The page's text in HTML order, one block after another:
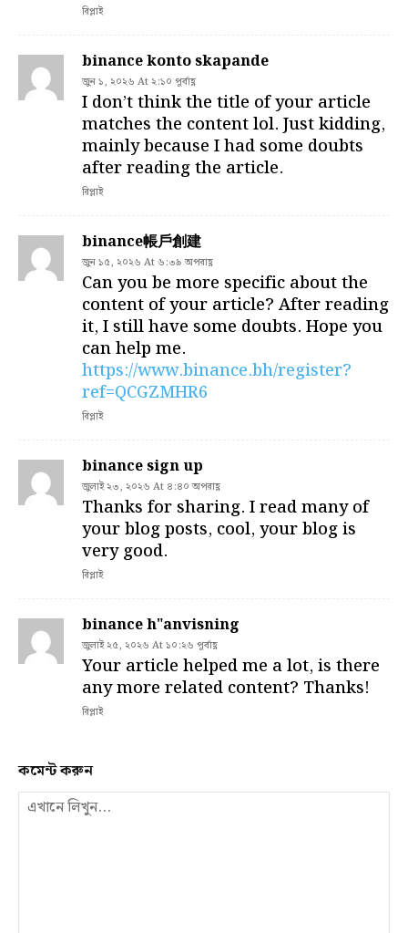
রিপ্লাই
binance konto skapande
জুন ১, ২০২৬ At ২:১০ পূর্বাহ্ণ
I don’t think the title of your article
matches the content lol. Just kidding,
mainly because I had some doubts
after reading the article.
রিপ্লাই
binance帳戶創建
জুন ১৫, ২০২৬ At ৬:৩৯ অপরাহ্ণ
Can you be more specific about the
content of your article? After reading
it, I still have some doubts. Hope you
can help me.
https://www.binance.bh/register?
ref=QCGZMHR6
রিপ্লাই
binance sign up
জুলাই ২৩, ২০২৬ At ৪:৪০ অপরাহ্ণ
Thanks for sharing. I read many of
your blog posts, cool, your blog is
very good.
রিপ্লাই
binance h"anvisning
জুলাই ২৫, ২০২৬ At ১০:২৬ পূর্বাহ্ণ
Your article helped me a lot, is there
any more related content? Thanks!
রিপ্লাই
কমেন্ট করুন